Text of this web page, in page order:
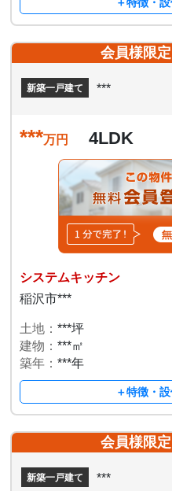
会員様限
新築一戸建て ***
***万円 4LDK
システムキッチン
稲沢市***
土地：***坪
建物：***㎡
築年：***年
＋特徴・
会員様限
新築一戸建て ***